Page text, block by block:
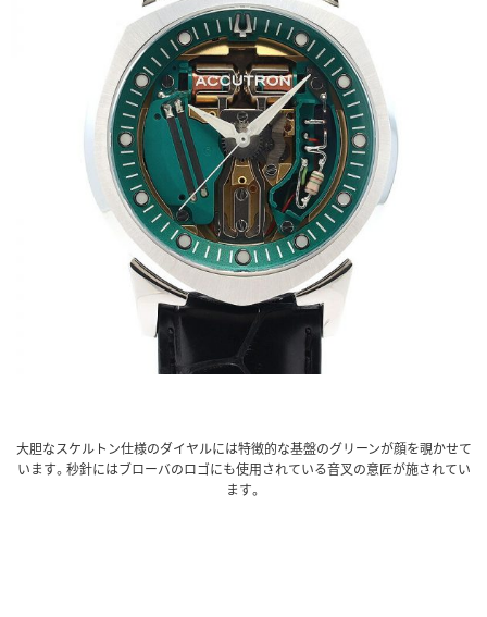
大胆なスケルトン仕様のダイヤルには特徴的な基盤のグリーンが顔を覗かせて
います。秒針にはブローバのロゴにも使用されている音叉の意匠が施されてい
ます。